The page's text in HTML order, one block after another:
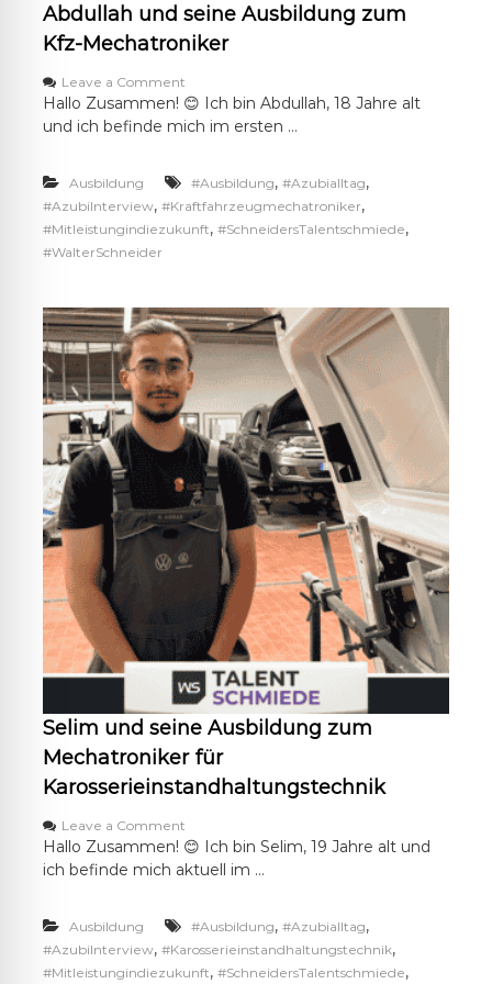
e
r
Abdullah und seine Ausbildung zum
Kfz-Mechatroniker
Leave a Commento
n
A
u
a
d
s
e
i
n
e
A
u
s
b
i
d
z
u
m
K
f
z
-
e
h
a
t
n
i
k
Hallo Zusammen! 😊 Ich bin Abdullah, 18 Jahre alt
und ich befinde mich im ersten …
Ausbildung #Ausbildung, #Azubialltag,
#AzubiInterview, #Kraftfahrzeugmechatroniker,
#Mitleistungindiezukunft, #SchneidersTalentschmiede,
#WalterSchneider
Selim und seine Ausbildung zum
Mechatroniker für
Karosserieinstandhaltungstechnik
Leave a Commento
n
S
Hallo Zusammen! 😊 Ich bin Selim, 19 Jahre alt und
ich befinde mich aktuell im …
Ausbildung #Ausbildung, #Azubialltag,
#AzubiInterview, #Karosserieinstandhaltungstechnik,
#Mitleistungindiezukunft, #SchneidersTalentschmiede,